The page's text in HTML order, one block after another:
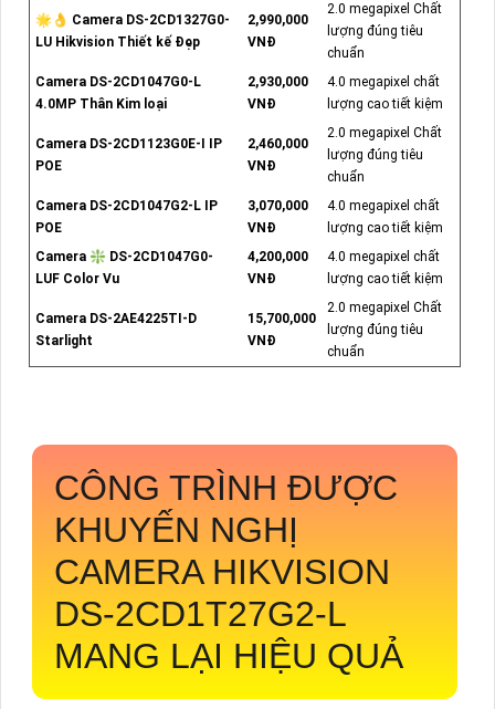
🌟👌 Camera DS-2CD1327G0-
LU Hikvision Thiết kế Đẹp
2,990,000
VNĐ
2.0 megapixel Chất
lượng đúng tiêu
chuẩn
Camera DS-2CD1047G0-L
4.0MP Thân Kim loại
2,930,000
VNĐ
4.0 megapixel chất
lượng cao tiết kiệm
Camera DS-2CD1123G0E-I IP
POE
2,460,000
VNĐ
2.0 megapixel Chất
lượng đúng tiêu
chuẩn
Camera DS-2CD1047G2-L IP
POE
3,070,000
VNĐ
4.0 megapixel chất
lượng cao tiết kiệm
Camera ❇ DS-2CD1047G0-
LUF Color Vu
4,200,000
VNĐ
4.0 megapixel chất
lượng cao tiết kiệm
Camera DS-2AE4225TI-D
Starlight
15,700,000
VNĐ
2.0 megapixel Chất
lượng đúng tiêu
chuẩn
CÔNG TRÌNH ĐƯỢC
KHUYẾN NGHỊ
CAMERA HIKVISION
DS-2CD1T27G2-L
MANG LẠI HIỆU QUẢ